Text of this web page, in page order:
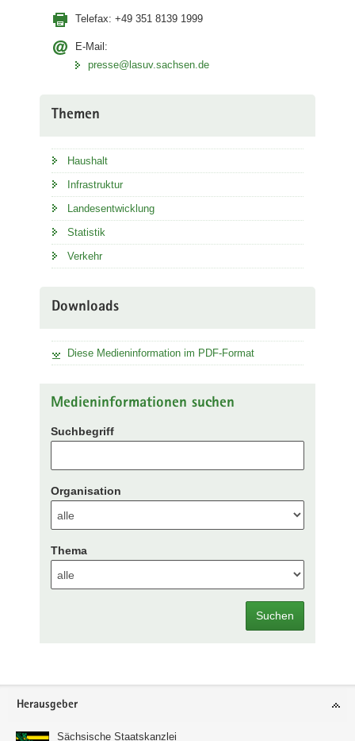
Telefax: +49 351 8139 1999
E-Mail:
presse@lasuv.sachsen.de
Themen
Haushalt
Infrastruktur
Landesentwicklung
Statistik
Verkehr
Downloads
Diese Medieninformation im PDF-Format
Medieninformationen suchen
Suchbegriff
Organisation
Thema
Suchen
Footer-
Herausgeber
Sächsische Staatskanzlei